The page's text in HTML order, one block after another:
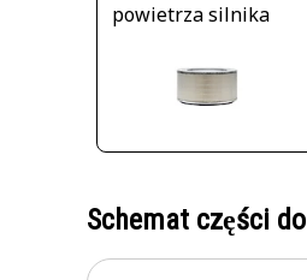
powietrza silnika
Schemat części do